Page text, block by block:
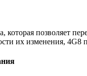
которая позволяет
их изменения, 4G8